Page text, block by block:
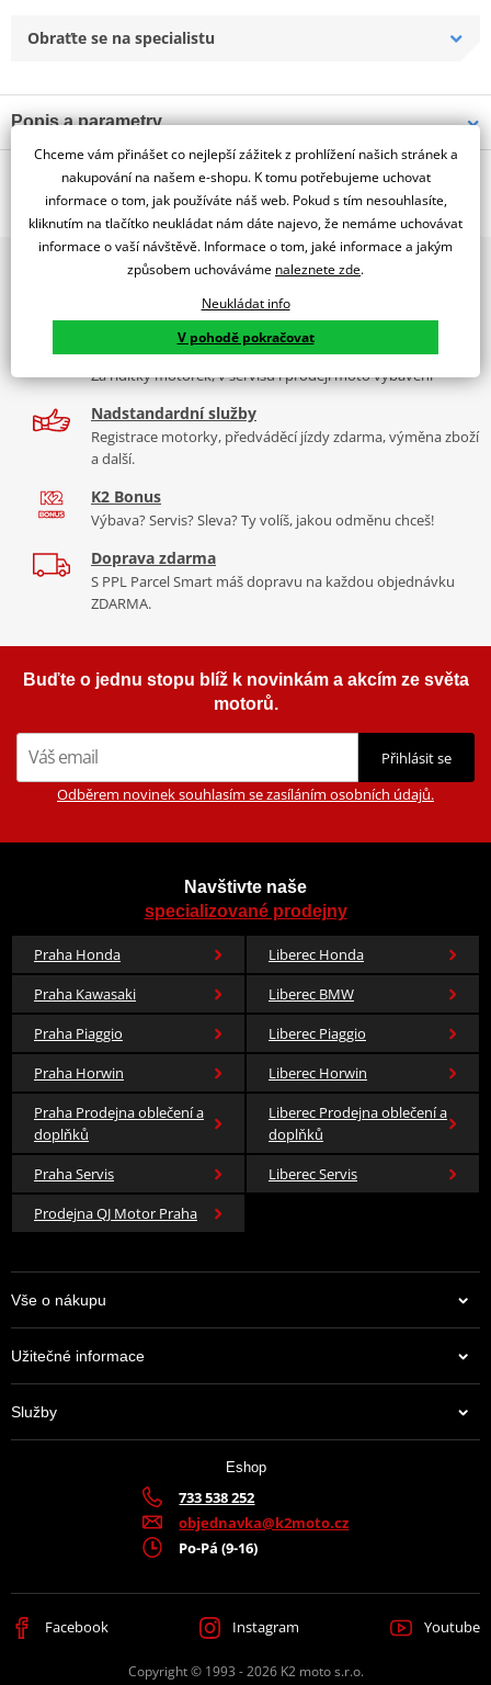
Obraťte se na specialistu
Popis a parametry
Jsme autorizovaný
dealer značky PUIG
MOTO GUZZI V85 EVOCATIVE GRAPHICS / V85 TT CENTENARIO 850
/ V85 TT TRAVEL 850 21' - 23'
O výrobci
PUIG byl založen v roce 1964 ve Španělsku. Vyrábí se ve městě
Granollers poblíž Barcelony na ploše 8 000 m² v objektu, který se
dělí na 3 části: komerční, odlitkovou a kovových součástek. Již 40
let se účastní nejslavnějších závodů motocyklů po celém světě. V
naší nabídce naleznete doplňky a příslušenství například: plexi,
padací protektory a mnoho dalšího.
Zobrazit všechny produktyznačky PUIG
2x multibrand showroom
díly, to vše v Praze a Liberci
Více než 30 let zkušeností
Za řídítky motorek, v servisu i prodeji moto vybavení
Nadstandardní služby
Registrace motorky, předváděcí jízdy zdarma, výměna zboží
a další.
K2 Bonus
Výbava? Servis? Sleva? Ty volíš, jakou odměnu chceš!
Doprava zdarma
S PPL Parcel Smart máš dopravu na každou objednávku
ZDARMA.
Buďte o jednu stopu blíž k novinkám a akcím ze světa
motorů.
Přihlásit se
Odběrem novinek souhlasím se zasíláním osobních údajů.
Navštivte naše
specializované prodejny
Praha Honda
Liberec Honda
Praha Kawasaki
Liberec BMW
Praha Piaggio
Liberec Piaggio
Praha Horwin
Liberec Horwin
Praha Prodejna oblečení a
doplňků
Liberec Prodejna oblečení a
doplňků
Praha Servis
Liberec Servis
Prodejna QJ Motor Praha
Vše o nákupu
Užitečné informace
Služby
Eshop
733 538 252
objednavka@k2moto.cz
Po-Pá (9-16)
Facebook Instagram Youtube
Copyright © 1993 - 2026 K2 moto s.r.o.
Chceme vám přinášet co nejlepší zážitek z prohlížení našich stránek a
nakupování na našem e-shopu. K tomu potřebujeme uchovat
informace o tom, jak používáte náš web. Pokud s tím nesouhlasíte,
kliknutím na tlačítko neukládat nám dáte najevo, že nemáme uchovávat
informace o vaší návštěvě. Informace o tom, jaké informace a jakým
způsobem uchováváme naleznete zde.
Neukládat info
V pohodě pokračovat